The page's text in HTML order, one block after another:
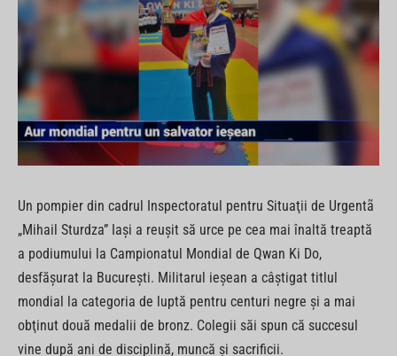
Un pompier din cadrul Inspectoratul pentru Situaţii de Urgentã
„Mihail Sturdza” Iaşi a reuşit să urce pe cea mai înaltă treaptă
a podiumului la Campionatul Mondial de Qwan Ki Do,
desfăşurat la Bucureşti. Militarul ieşean a câştigat titlul
mondial la categoria de luptă pentru centuri negre şi a mai
obţinut două medalii de bronz. Colegii săi spun că succesul
vine după ani de disciplină, muncă şi sacrificii.